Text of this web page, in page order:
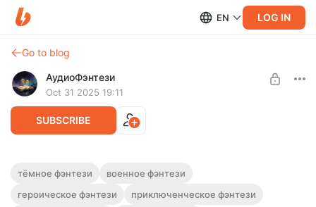
EN LOG IN
Go to blog
АудиоФэнтези
Oct 31 2025 19:11
SUBSCRIBE
Аудиокнига фэнтези "Солдаты Тьмы" |
Книги 1-3
Level required:
тёмное фэнтези
военное фэнтези
героическое фэнтези
приключенческое фэнтези